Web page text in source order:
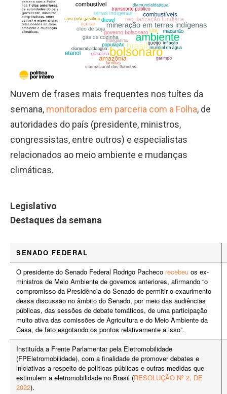
Nuvem de frases mais frequentes nos tuítes da
semana, monitorados em parceria com a Folha, de
autoridades do país (presidente, ministros,
congressistas, entre outros) e especialistas
relacionados ao meio ambiente e mudanças
climáticas.
Legislativo
Destaques da semana
SENADO FEDERAL
O presidente do Senado Federal Rodrigo Pacheco recebeu os ex-
ministros de Meio Ambiente de governos anteriores, afirmando “o
compromisso da Presidência do Senado de permitir o exaurimento
dessa discussão no âmbito do Senado, por meio das audiências
públicas, das sessões de debate temáticos, de uma participação
muito ativa das comissões de Agricultura e do Meio Ambiente da
Casa, de fato esgotando os pontos relativamente a isso”.
Instituída a Frente Parlamentar pela Eletromobilidade
(FPEletromobilidade), com a finalidade de promover debates e
iniciativas a respeito de políticas públicas e outras medidas que
estimulem a eletromobilidade no Brasil (RESOLUÇÃO Nº 2, DE
2022).